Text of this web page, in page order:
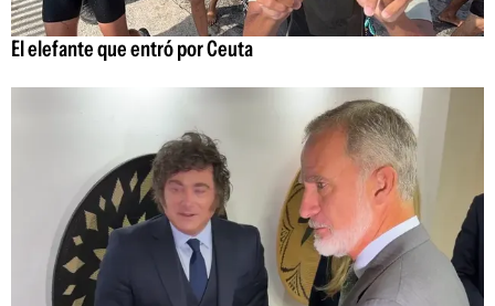
El elefante que entró por Ceuta